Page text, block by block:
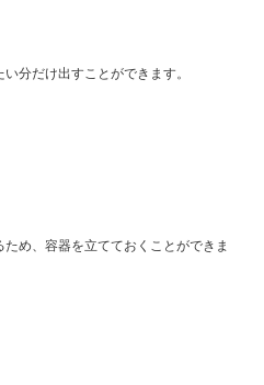
分だけ出すことができます。
め、容器を立てておくことができま